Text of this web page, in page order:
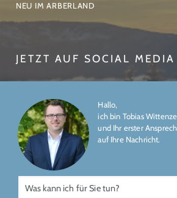
Hallo,
ich bin Tobias
und Ihr erster
auf Ihre Nachricht.
NEU IM ARBERLAND
JETZT AUF SOCIAL MEDIA